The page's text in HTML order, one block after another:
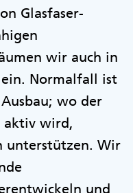
Glasfaser-
wir auch in
Normalfall ist
wo der
aktiv wird,
unterstützen. Wir
und